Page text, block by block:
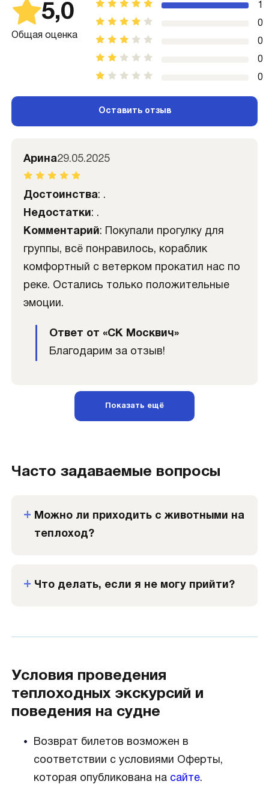
5,0
Общая оценка
1
0
0
0
0
Оставить отзыв
Арина29.05.2025
Достоинства: .
Недостатки: .
Комментарий: Покупали прогулку для
группы, всё понравилось, кораблик
комфортный с ветерком прокатил нас по
реке. Остались только положительные
эмоции.
Ответ от «СК Москвич»
Благодарим за отзыв!
Показать ещё
Часто задаваемые вопросы
Можно ли приходить с животными на
теплоход?
Что делать, если я не могу прийти?
Условия проведения
теплоходных экскурсий и
поведения на судне
Возврат билетов возможен в
соответствии с условиями Оферты,
которая опубликована на сайте.